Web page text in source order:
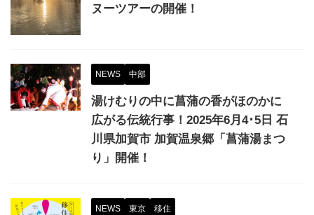
ヌーツアーの開催！
NEWS 中部
湯けむりの中に菖蒲の香がほのかに
広がる伝統行事！2025年6月4･5日 石
川県加賀市 加賀温泉郷「菖蒲湯まつ
り」開催！
NEWS 東京 移住